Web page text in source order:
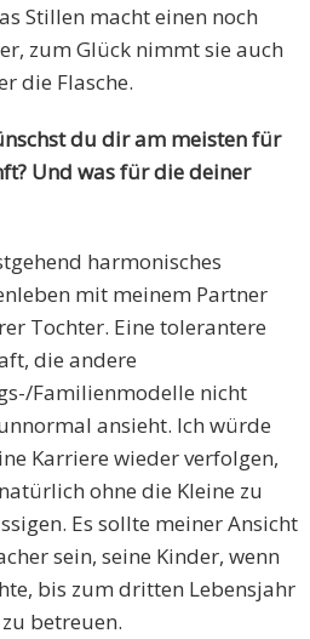
Stillen macht einen noch
zum Glück nimmt sie auch
die Flasche.
du dir am meisten für
Und was für die deiner
harmonisches
mit meinem Partner
Tochter. Eine tolerantere
die andere
Familienmodelle nicht
ansieht. Ich würde
Karriere wieder verfolgen,
ohne die Kleine zu
Es sollte meiner Ansicht
sein, seine Kinder, wenn
bis zum dritten Lebensjahr
betreuen.